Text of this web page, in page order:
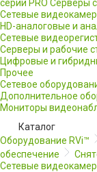
серии PRO Серверы
Сетевые
HD-аналоговые и
Сетевые
Серверы и рабочие
Цифровые и
Прочее
Сетевое
Дополнительное
Мониторы
Каталог
Оборудование RVi™
обеспечение
Сетевые